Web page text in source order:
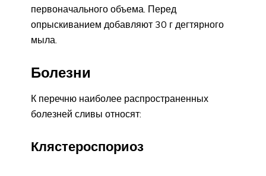
первоначального объема. Перед
опрыскиванием добавляют 30 г дегтярного
мыла.
Болезни
К перечню наиболее распространенных
болезней сливы относят:
Клястероспориоз